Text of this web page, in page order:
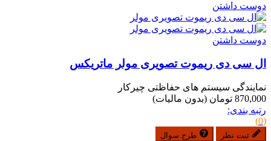
دوست داشتن
دوست داشتن
ال سی دی ریموت تصویری مولر ماتریکس
نمایندگی سیستم های حفاظتی چیرکار
870,000 تومان
(بدون مالیات)
رتبه بندی:
(0)
ثبت نظر طرح سوال